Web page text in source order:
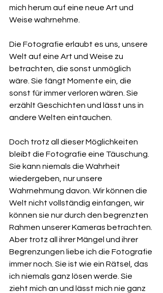
mich herum auf eine neue Art und
Weise wahrnehme.
Die Fotografie erlaubt es uns, unsere
Welt auf eine Art und Weise zu
betrachten, die sonst unmöglich
wäre. Sie fängt Momente ein, die
sonst für immer verloren wären. Sie
erzählt Geschichten und lässt uns in
andere Welten eintauchen.
Doch trotz all dieser Möglichkeiten
bleibt die Fotografie eine Täuschung.
Sie kann niemals die Wahrheit
wiedergeben, nur unsere
Wahrnehmung davon. Wir können die
Welt nicht vollständig einfangen, wir
können sie nur durch den begrenzten
Rahmen unserer Kameras betrachten.
Aber trotz all ihrer Mängel und ihrer
Begrenzungen liebe ich die Fotografie
immer noch. Sie ist wie ein Rätsel, das
ich niemals ganz lösen werde. Sie
zieht mich an und lässt mich nie ganz